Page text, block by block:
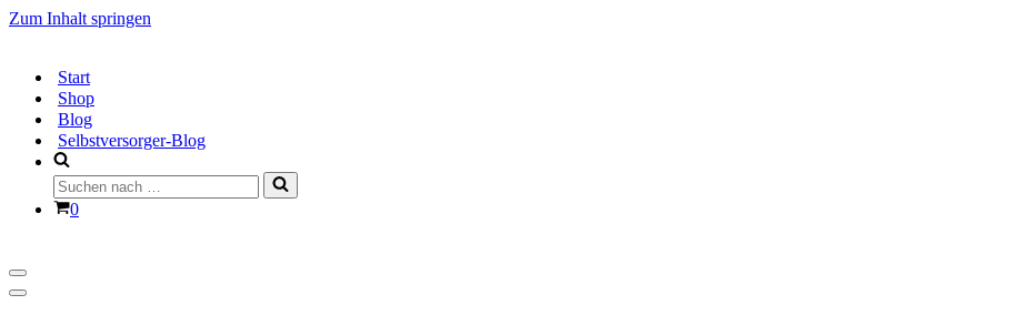
Zum Inhalt springen
Start
Shop
Blog
Selbstversorger-Blog
Suchen
nach …
Warenkorb
0
Navigationsmenü
Navigationsmenü